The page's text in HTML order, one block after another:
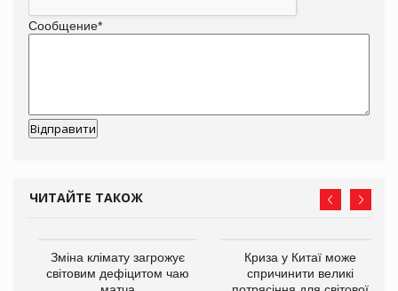
Сообщение*
ЧИТАЙТЕ ТАКОЖ
Зміна клімату загрожує
світовим дефіцитом чаю
Криза у Китаї може
спричинити великі